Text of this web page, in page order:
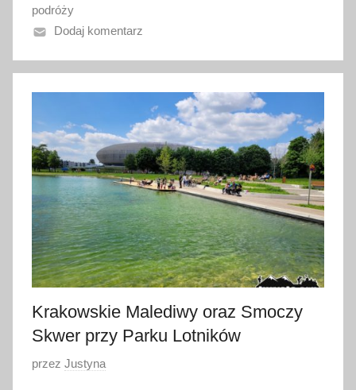
o
1
s
t
c
z
n
i
a
2
0
2
podróży
Dodaj komentarz
Krakowskie Malediwy oraz Smoczy
Skwer przy Parku Lotników
O
przez Justyna